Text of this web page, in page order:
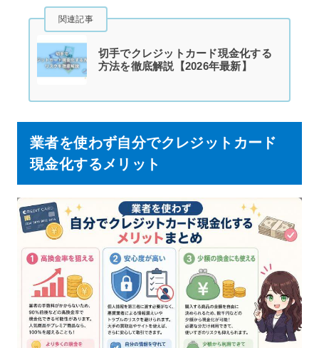
関連記事
切手でクレジットカード現金化する
方法を徹底解説【2026年最新】
業者を使わず自分でクレジットカード
現金化するメリット